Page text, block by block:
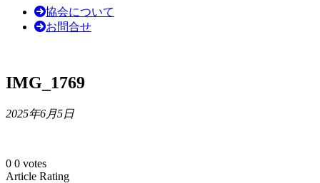
協会について
お問合せ
IMG_1769
2025年6月5日
0 0 votes
Article Rating